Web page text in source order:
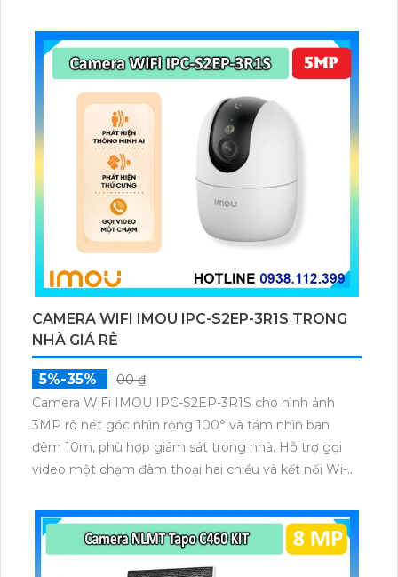
dữ liệu qua thẻ microSD lên đến 512GB.
CAMERA WIFI IMOU IPC-S2EP-3R1S TRONG
NHÀ GIÁ RẺ
5%-35%
00 ₫
Camera WiFi IMOU IPC-S2EP-3R1S cho hình ảnh
3MP rõ nét góc nhìn rộng 100° và tầm nhìn ban
đêm 10m, phù hợp giám sát trong nhà. Hỗ trợ gọi
video một chạm đàm thoại hai chiều và kết nối Wi-Fi
microSD tối đa 256GB hoặc lưu đám mây dễ lắp đặt
cho gia đình và văn phòng nhỏ.